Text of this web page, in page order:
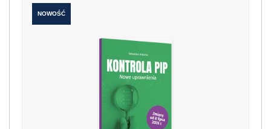
NOWOŚĆ